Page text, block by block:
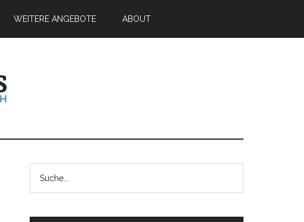
WEITERE ANGEBOTE ABOUT